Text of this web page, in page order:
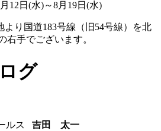
12日(水)～8月19日(水)
より国道183号線（旧54号線）を北
右手でございます。
グ
ルス 吉田 太一